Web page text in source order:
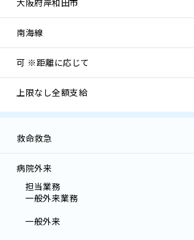
南海線
可 ※距離に応じて
上限なし全額支給
救命救急
病院外来
担当業務
一般外来業務
一般外来